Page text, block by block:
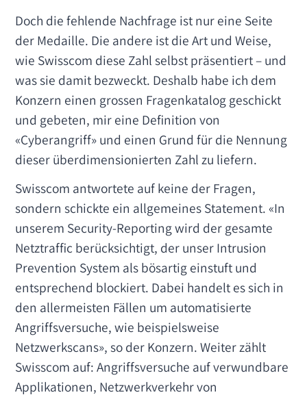
Doch die fehlende Nachfrage ist nur eine Seite
der Medaille. Die andere ist die Art und Weise,
wie Swisscom diese Zahl selbst präsentiert – und
was sie damit bezweckt. Deshalb habe ich dem
Konzern einen grossen Fragenkatalog geschickt
und gebeten, mir eine Definition von
«Cyberangriff» und einen Grund für die Nennung
dieser überdimensionierten Zahl zu liefern.
Swisscom antwortete auf keine der Fragen,
sondern schickte ein allgemeines Statement. «In
unserem Security-Reporting wird der gesamte
Netztraffic berücksichtigt, der unser Intrusion
Prevention System als bösartig einstuft und
entsprechend blockiert. Dabei handelt es sich in
den allermeisten Fällen um automatisierte
Angriffsversuche, wie beispielsweise
Netzwerkscans», so der Konzern. Weiter zählt
Swisscom auf: Angriffsversuche auf verwundbare
Applikationen, Netzwerkverkehr von